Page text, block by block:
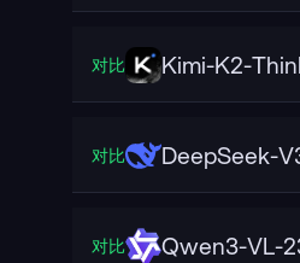
对比 Kimi-K2-
对比 DeepSeek-
对比 Qwen3-VL-